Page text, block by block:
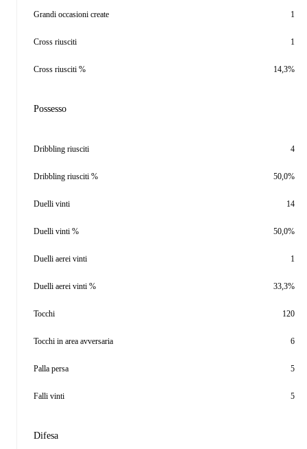
Grandi occasioni create 1
Cross riusciti 1
Cross riusciti % 14,3%
Possesso
Dribbling riusciti 4
Dribbling riusciti % 50,0%
Duelli vinti 14
Duelli vinti % 50,0%
Duelli aerei vinti 1
Duelli aerei vinti % 33,3%
Tocchi 120
Tocchi in area avversaria 6
Palla persa 5
Falli vinti 5
Difesa